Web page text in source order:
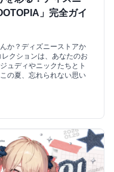
」完全ガイ
か？ディズニーストアか
クションは、あなたのお
ュディやニックたちとト
の夏、忘れられない思い